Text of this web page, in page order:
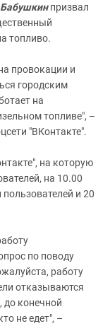
призвал
топливо.
провокации и
городским
на
топливе", –
"ВКонтакте".
на которую
на 10.00
и 20
по поводу
работу
отказываются
до конечной
не едет", –